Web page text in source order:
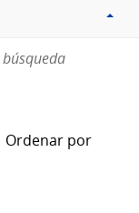
Ordenar por